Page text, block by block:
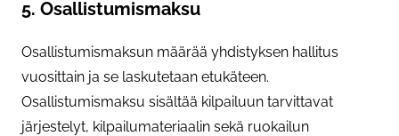
5. Osallistumismaksu
Osallistumismaksun määrää yhdistyksen hallitus
vuosittain ja se laskutetaan etukäteen.
Osallistumismaksu sisältää kilpailuun tarvittavat
järjestelyt, kilpailumateriaalin sekä ruokailun